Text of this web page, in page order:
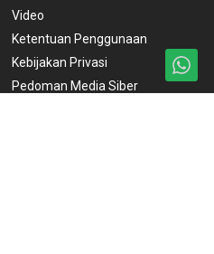
Video
Ketentuan Penggunaan
Kebijakan Privasi
Pedoman Media Siber